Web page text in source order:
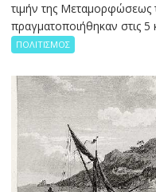
τιμήν της Μεταμορφώσεως
πραγματοποιήθηκαν στις 5
ΠΟΛΙΤΙΣΜΟΣ